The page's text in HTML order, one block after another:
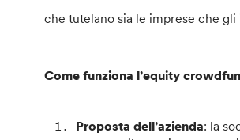
che tutelano sia le imprese che gli
Come funziona l’equity
Proposta dell’azienda: la